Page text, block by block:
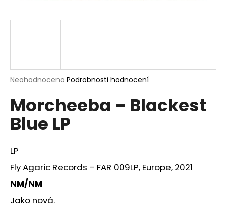
Průměrné
produktu
je
0,0
hvězdiček.
Neohodnoceno Podrobnosti hodnocení
Morcheeba – Blackest
Blue LP
LP
Fly Agaric Records – FAR 009LP, Europe, 2021
NM/NM
Jako nová.
j
?
D
o
p
r